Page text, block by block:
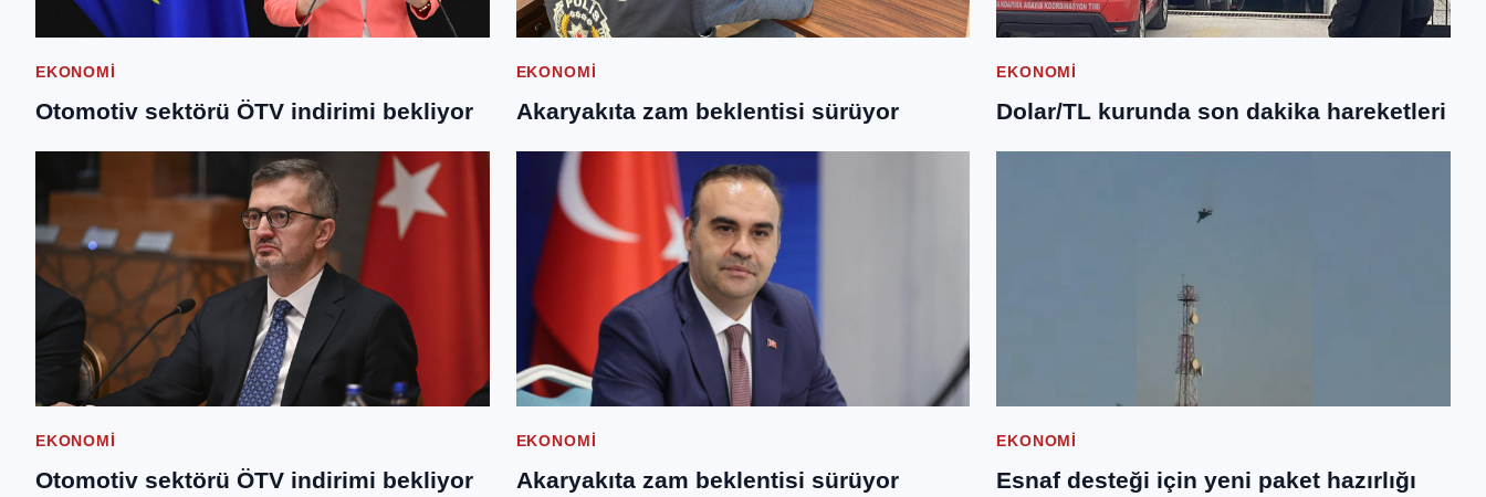
EKONOMI
Otomotiv sektörü ÖTV indirimi bekliyor
EKONOMI
Akaryakıta zam beklentisi sürüyor
EKONOMI
Dolar/TL kurunda son dakika hareketleri
EKONOMI
Otomotiv sektörü ÖTV indirimi bekliyor
EKONOMI
Akaryakıta zam beklentisi sürüyor
EKONOMI
Esnaf desteği için yeni paket hazırlığı